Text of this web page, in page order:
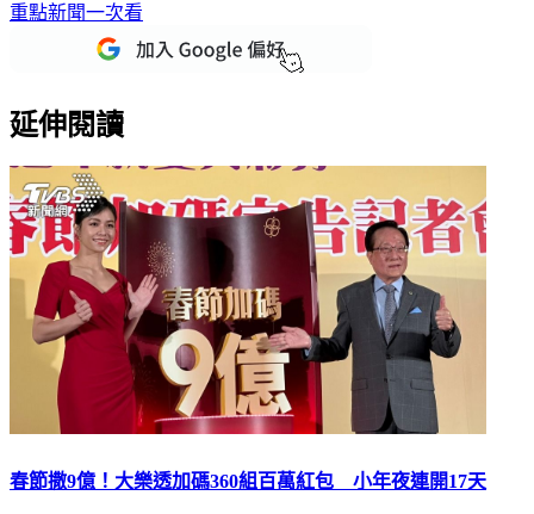
重點新聞一次看
延伸閱讀
春節撒9億！大樂透加碼360組百萬紅包 小年夜連開17天